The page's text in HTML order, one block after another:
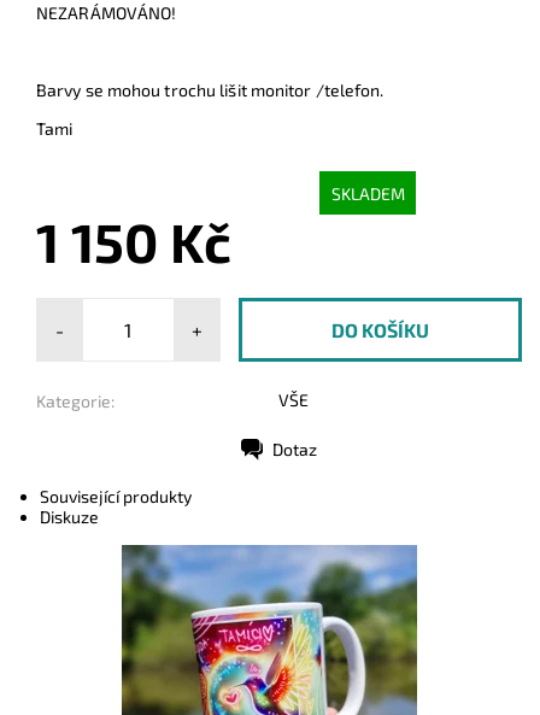
NEZARÁMOVÁNO!
Barvy se mohou trochu lišit monitor /telefon.
Tami
SKLADEM
1 150 Kč
- +
Kategorie: VŠE
Dotaz
Související produkty
Diskuze
Dostupnost:
Skladem
9366